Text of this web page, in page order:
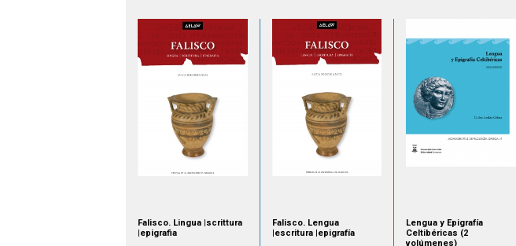
Falisco. Lingua |scrittura
|epigrafia
Falisco. Lengua
|escritura |epigrafía
Lengua y Epigrafía
Celtibéricas (2
volúmenes)